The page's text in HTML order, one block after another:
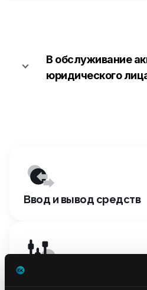
В обслуживание
юридического
Ввод и вывод средств
Торговые комиссии